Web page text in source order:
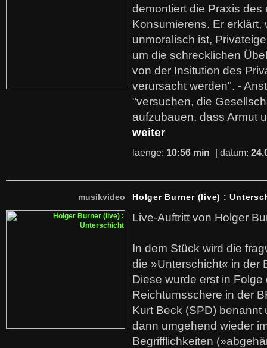
demontiert die Praxis des
Konsumierens. Er erklärt,
unmoralisch ist,
um die schrecklichen
von der Insitution des
verursacht werden". -
"versuchen, die
aufzubauen, dass Armut
weiter
laenge: 10:56 min | datum:
musikvideo Holger Burner (live) :
Live-Auftritt von Holger
In dem Stück wird die
die »Unterschicht« in der
Diese wurde erst in
Reichtumsschere in der
Kurt Beck (SPD)
dann umgehend wieder
Begrifflichkeiten